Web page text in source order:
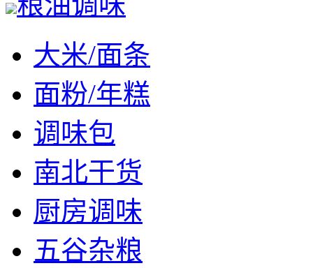
大米/面条
面粉/年糕
调味包
南北干货
厨房调味
五谷杂粮